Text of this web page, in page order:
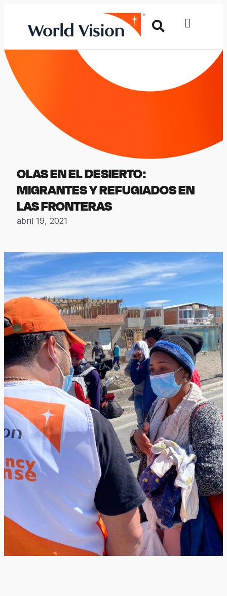
OLAS EN EL DESIERTO:
MIGRANTES Y REFUGIADOS EN
LAS FRONTERAS
abril 19, 2021